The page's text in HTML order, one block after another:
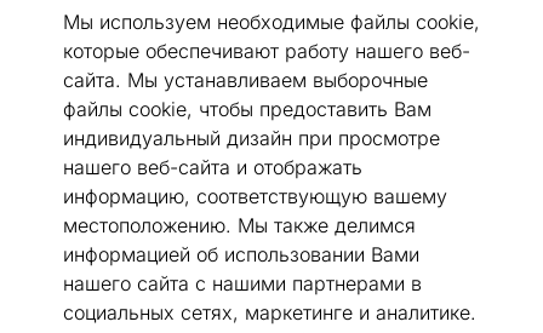
Мы используем необходимые файлы cookie,
которые обеспечивают работу нашего веб-
сайта. Мы устанавливаем выборочные
файлы cookie, чтобы предоставить Вам
индивидуальный дизайн при просмотре
нашего веб-сайта и отображать
информацию, соответствующую вашему
местоположению. Мы также делимся
информацией об использовании Вами
нашего сайта с нашими партнерами в
социальных сетях, маркетинге и аналитике.
Narma smartWeave® ковер Tahula silver 200x300 см